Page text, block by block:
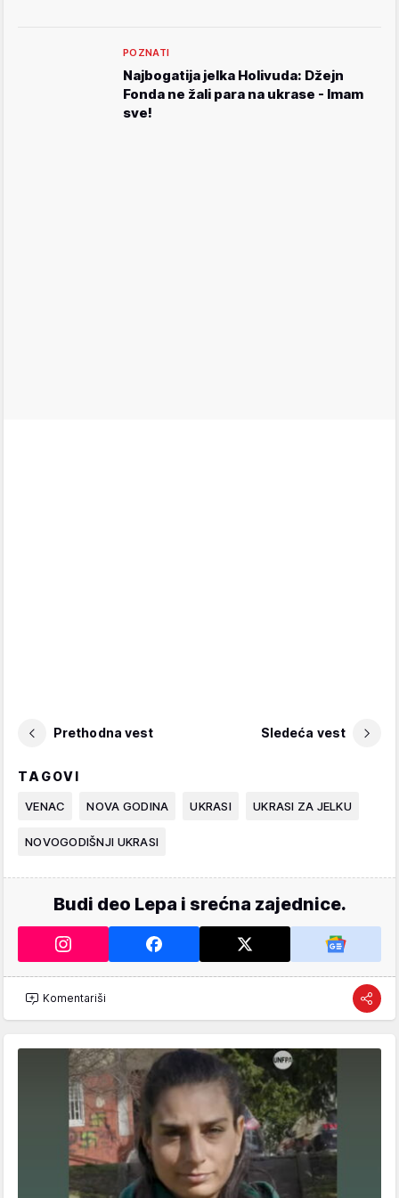
POZNATI
Najbogatija jelka Holivuda: Džejn
Fonda ne žali para na ukrase - Imam
sve!
Prethodna vest Sledeća vest
TAGOVI
VENAC NOVA GODINA UKRASI UKRASI ZA JELKU
NOVOGODIŠNJI UKRASI
Budi deo Lepa i srećna zajednice.
Komentariši